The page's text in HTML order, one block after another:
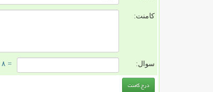
کامنت:
سوال: = ۸ بعلاوه ۳